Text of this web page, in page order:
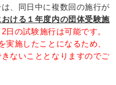
、同日中に複数回の施行が
ける１年度内の団体受験施
日の試験施行は可能です。
施したことになるため、
ないこととなりますのでご